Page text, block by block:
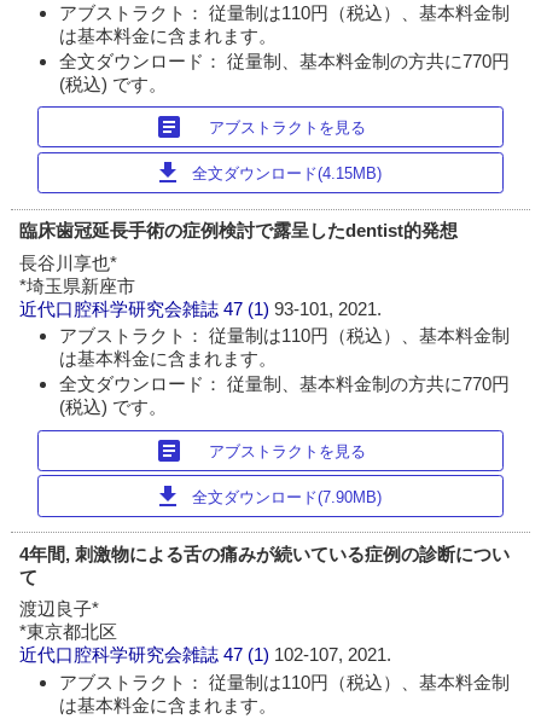
アブストラクト： 従量制は110円（税込）、基本料金制
は基本料金に含まれます。
全文ダウンロード： 従量制、基本料金制の方共に770円
(税込) です。
article アブストラクトを見る
download 全文ダウンロード(4.15MB)
臨床歯冠延長手術の症例検討で露呈したdentist的発想
長谷川享也*
*埼玉県新座市
近代口腔科学研究会雑誌 47 (1)93-101, 2021.
アブストラクト： 従量制は110円（税込）、基本料金制
は基本料金に含まれます。
全文ダウンロード： 従量制、基本料金制の方共に770円
(税込) です。
article アブストラクトを見る
download 全文ダウンロード(7.90MB)
4年間, 刺激物による舌の痛みが続いている症例の診断につい
て
渡辺良子*
*東京都北区
近代口腔科学研究会雑誌 47 (1) 102-107, 2021.
アブストラクト： 従量制は110円（税込）、基本料金制
は基本料金に含まれます。